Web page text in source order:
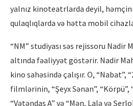
yalnız kinoteatrlarda deyil,
qulaqlıqlarda və hətta mobil
“NM” studiyası səs rejissoru Nadir
altında fəaliyyət göstərir. Nadir
kino sahəsində çalışır. O, “Nabat”,
filmlərinin, “Şeyx Sənan”, “Körpü”,
“Vətəndaş A” və “Mən, Lalə və